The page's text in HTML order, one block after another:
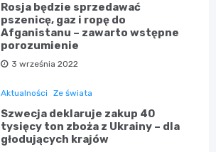
Rosja będzie sprzedawać
pszenicę, gaz i ropę do
Afganistanu – zawarto wstępne
porozumienie
3 września 2022
Aktualności Ze świata
Szwecja deklaruje zakup 40
tysięcy ton zboża z Ukrainy – dla
głodujących krajów